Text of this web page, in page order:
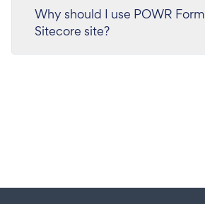
Why should I use POWR Form on my
Sitecore site?